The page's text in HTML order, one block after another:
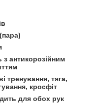
з антикорозійним
тренування, тяга,
кросфіт
для обох рук